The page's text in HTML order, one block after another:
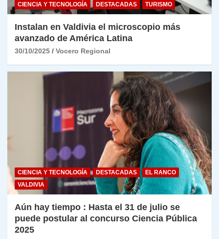
CIENCIA Y TECNOLOGÍA DESTACADAS TURISMO
Instalan en Valdivia el microscopio más
avanzado de América Latina
30/10/2025 Vocero Regional
CIENCIA Y TECNOLOGÍA DESTACADAS
EL RANCO
VALDIVIA
Aún hay tiempo : Hasta el 31 de julio se
puede postular al concurso Ciencia Pública
2025